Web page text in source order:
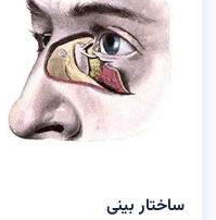
ساختار بینی